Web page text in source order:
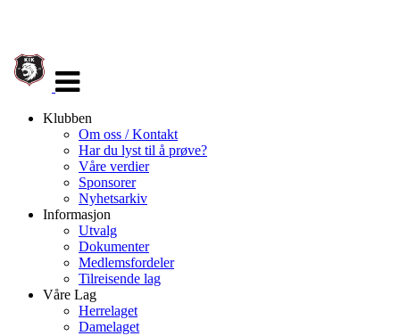
navigasjon
Klubben
Om oss / Kontakt
Har du lyst til å prøve?
Våre verdier
Sponsorer
Nyhetsarkiv
Informasjon
Utvalg
Dokumenter
Medlemsfordeler
Tilreisende lag
Våre Lag
Herrelaget
Damelaget